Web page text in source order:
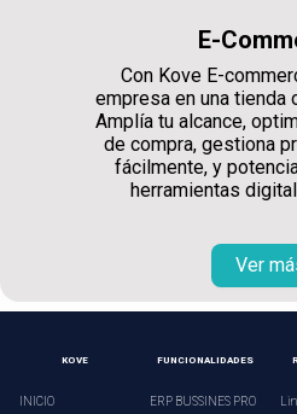
E-
Con Kove E-
empresa en una tienda
Amplía tu alcance,
de compra, gestiona
fácilmente, y
herramientas
Ver
KOVE
INICIO
FUNCIONALIDADES
ERP BUSSINES PRO